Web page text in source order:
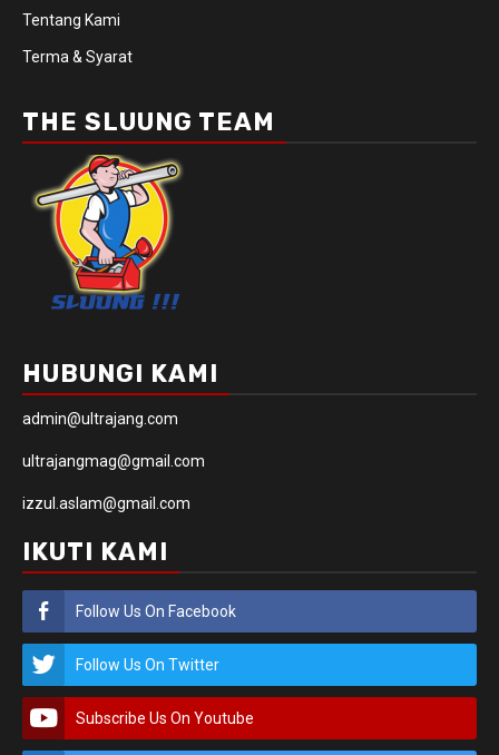
Tentang Kami
Terma & Syarat
THE SLUUNG TEAM
HUBUNGI KAMI
admin@ultrajang.com
ultrajangmag@gmail.com
izzul.aslam@gmail.com
IKUTI KAMI
Follow Us On Facebook
Follow Us On Twitter
Subscribe Us On Youtube